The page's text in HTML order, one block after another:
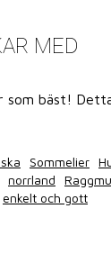
MED
som bäst!
Sommelier
norrland
enkelt och gott